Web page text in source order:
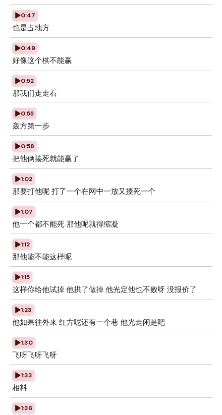
0:47
也是占地方
0:49
好像这个棋不能赢
0:52
那我们走走看
0:55
轰方第一步
0:58
把他俩揍死就能赢了
1:02
那要打他呢 打了一个在网中一放又揍死一个
1:07
他一个都不能死 那他呢就得缩凝
1:12
那他能不能这样呢
1:15
这样你给他试掉 他拱了做掉 他光定他也不败呀 没报价了
1:23
他如果往外来 红方呢还有一个巷 他光走闲是吧
1:30
飞呀飞呀飞呀
1:33
相料
1:36